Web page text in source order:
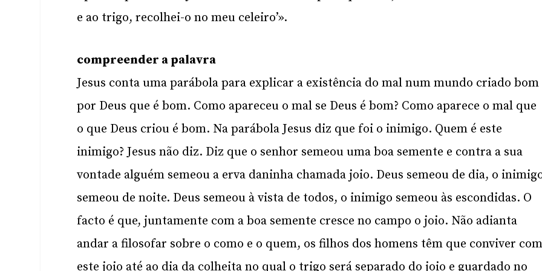
e ao trigo, recolhei-o no meu celeiro’».
compreender a palavra
Jesus conta uma parábola para explicar a existência do mal num mundo criado bom
por Deus que é bom. Como apareceu o mal se Deus é bom? Como aparece o mal que
o que Deus criou é bom. Na parábola Jesus diz que foi o inimigo. Quem é este
inimigo? Jesus não diz. Diz que o senhor semeou uma boa semente e contra a sua
vontade alguém semeou a erva daninha chamada joio. Deus semeou de dia, o
semeou de noite. Deus semeou à vista de todos, o inimigo semeou às escondidas. O
facto é que, juntamente com a boa semente cresce no campo o joio. Não adianta
andar a filosofar sobre o como e o quem, os filhos dos homens têm que conviver
este joio até ao dia da colheita no qual o trigo será separado do joio e guardado no